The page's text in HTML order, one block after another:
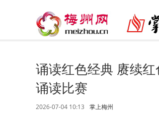
诵读红色经典 赓续
诵读比赛
2026-07-04 10:13 掌上梅州